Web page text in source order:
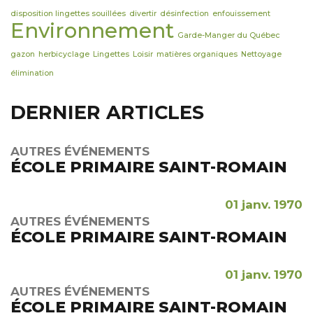
disposition lingettes souillées divertir désinfection enfouissement
Environnement Garde-Manger du Québec
gazon herbicyclage Lingettes Loisir matières organiques Nettoyage
élimination
DERNIER ARTICLES
AUTRES ÉVÉNEMENTS
ÉCOLE PRIMAIRE SAINT-ROMAIN
01 janv. 1970
AUTRES ÉVÉNEMENTS
ÉCOLE PRIMAIRE SAINT-ROMAIN
01 janv. 1970
AUTRES ÉVÉNEMENTS
ÉCOLE PRIMAIRE SAINT-ROMAIN